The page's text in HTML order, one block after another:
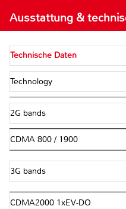
Ausstattung &
Technische Daten
Technology
2G bands
CDMA 800 / 1900
3G bands
CDMA2000 1xEV-DO